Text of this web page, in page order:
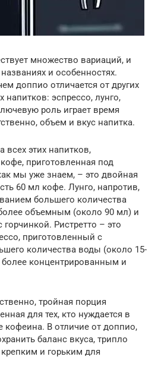
множество вариаций, и
и особенностях.
доппио отличается от других
эспрессо, лунго,
роль играет время
объем и вкус напитка.
всех этих напитков,
приготовленная под
мы уже знаем, – это двойная
60 мл кофе. Лунго, напротив,
большего количества
объемным (около 90 мл) и
Ристретто – это
приготовленный с
количества воды (около 15-
более концентрированным и
тройная порция
для тех, кто нуждается в
кофеина. В отличие от доппио,
баланс вкуса, трипло
и горьким для